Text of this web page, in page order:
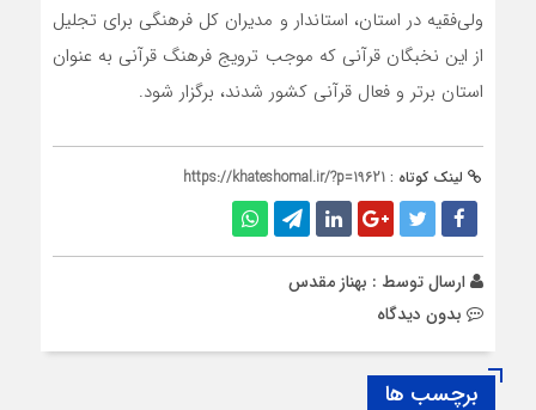
ولی‌فقیه در استان، استاندار و مدیران کل فرهنگی برای تجلیل
از این نخبگان قرآنی که موجب ترویج فرهنگ قرآنی به عنوان
استان برتر و فعال قرآنی کشور شدند، برگزار شود.
لینک کوتاه : https://khateshomal.ir/?p=19621
ارسال توسط : بهناز مقدس
بدون دیدگاه
برچسب ها